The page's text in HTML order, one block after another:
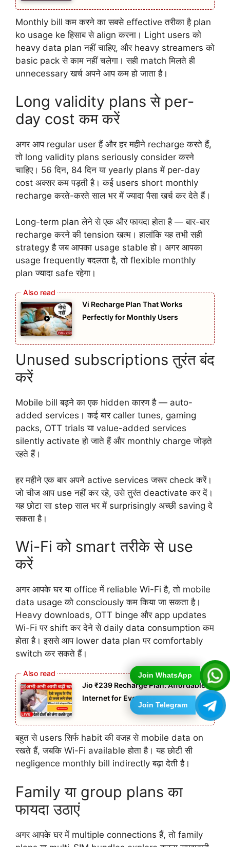
Join WhatsApp
Join Telegram
Monthly bill कम करने का सबसे effective तरीका है plan
ko usage ke हिसाब से align करना। Light users को
heavy data plan नहीं चाहिए, और heavy streamers को
basic pack से काम नहीं चलेगा। सही match मिलते ही
unnecessary खर्च अपने आप कम हो जाता है।
Long validity plans से per-
day cost कम करें
अगर आप regular user हैं और हर महीने recharge करते हैं,
तो long validity plans seriously consider करने
चाहिए। 56 दिन, 84 दिन या yearly plans में per-day
cost अक्सर कम पड़ती है। कई users short monthly
recharge करते-करते साल भर में ज्यादा पैसा खर्च कर देते हैं।
Long-term plan लेने से एक और फायदा होता है — बार-बार
recharge करने की tension खत्म। हालांकि यह तभी सही
strategy है जब आपका usage stable हो। अगर आपका
usage frequently बदलता है, तो flexible monthly
plan ज्यादा safe रहेगा।
Vi Recharge Plan That Works
Perfectly for Monthly Users
Unused subscriptions तुरंत बंद
करें
Mobile bill बढ़ने का एक hidden कारण है — auto-
added services। कई बार caller tunes, gaming
packs, OTT trials या value-added services
silently activate हो जाते हैं और monthly charge जोड़ते
रहते हैं।
हर महीने एक बार अपने active services जरूर check करें।
जो चीज आप use नहीं कर रहे, उसे तुरंत deactivate कर दें।
यह छोटा सा step साल भर में surprisingly अच्छी saving दे
सकता है।
Wi-Fi को smart तरीके से use
करें
अगर आपके घर या office में reliable Wi-Fi है, तो mobile
data usage को consciously कम किया जा सकता है।
Heavy downloads, OTT binge और app updates
Wi-Fi पर shift कर देने से daily data consumption कम
होता है। इससे आप lower data plan पर comfortably
switch कर सकते हैं।
Jio ₹239 Recharge Plan: Affordable
Internet for Everyone
बहुत से users सिर्फ habit की वजह से mobile data on
रखते हैं, जबकि Wi-Fi available होता है। यह छोटी सी
negligence monthly bill indirectly बढ़ा देती है।
Family या group plans का
फायदा उठाएं
अगर आपके घर में multiple connections हैं, तो family